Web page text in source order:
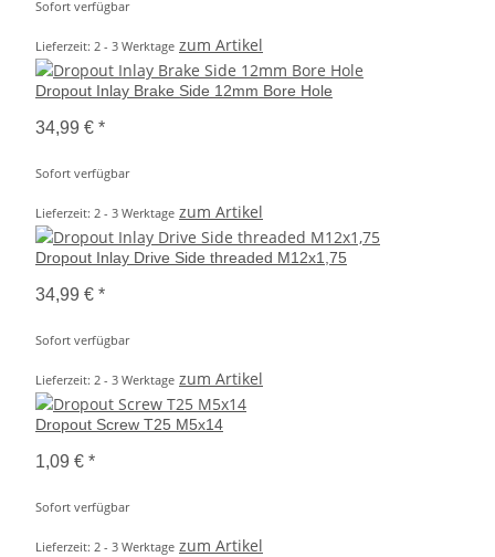
Sofort verfügbar
Lieferzeit: 2 - 3 Werktage zum Artikel
Dropout Inlay Brake Side 12mm Bore Hole
34,99 € *
Sofort verfügbar
Lieferzeit: 2 - 3 Werktage zum Artikel
Dropout Inlay Drive Side threaded M12x1,75
34,99 € *
Sofort verfügbar
Lieferzeit: 2 - 3 Werktage zum Artikel
Dropout Screw T25 M5x14
1,09 € *
Sofort verfügbar
Lieferzeit: 2 - 3 Werktage zum Artikel